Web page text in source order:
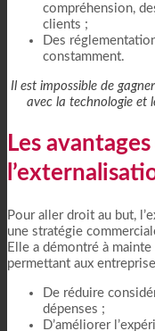
compréhension,
clients ;
Des
constamment.
Il est impossible de
avec la technologie et
Les
Pour aller droit au but,
une stratégie
Elle a démontré à
permettant aux
De réduire
dépenses ;
D’améliorer